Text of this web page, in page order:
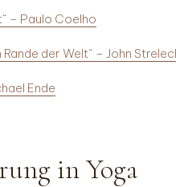
– Paulo Coelho
Rande der Welt“ – John
Ende
in Yoga